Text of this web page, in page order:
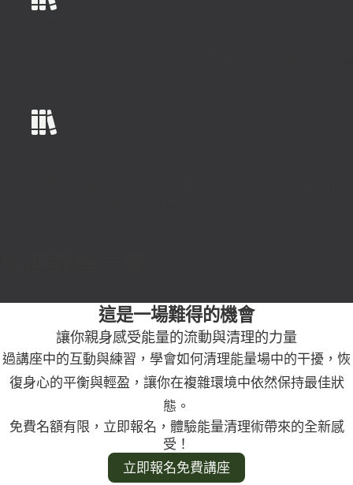
這是一場難得的機會
讓你親身感受能量的流動與清理的力量
過講座中的互動與練習，學會如何清理能量場中的干擾，恢
復身心的平衡與輕盈，讓你在複雜環境中依然保持最佳狀
態。
免費名額有限，立即報名，體驗能量清理術帶來的全新感
受！
立即報名免費講座